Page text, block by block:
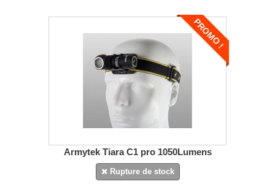
PROMO !
Armytek Tiara C1 pro 1050Lumens
Rupture de stock